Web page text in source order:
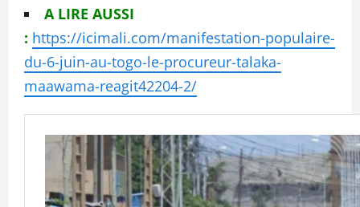
A LIRE AUSSI
: https://icimali.com/manifestation-populaire-
du-6-juin-au-togo-le-procureur-talaka-
maawama-reagit42204-2/